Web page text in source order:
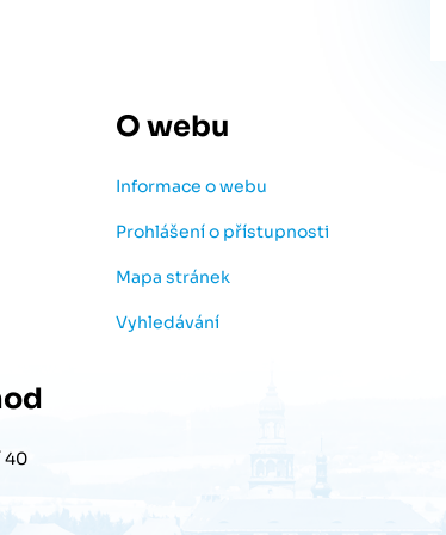
O webu
Informace o webu
Prohlášení o přístupnosti
Mapa stránek
Vyhledávání
40